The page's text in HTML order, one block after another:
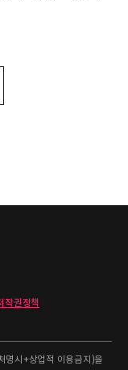
작권정책
명시+상업적 이용금지)을